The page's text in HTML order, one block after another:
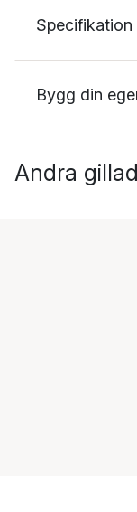
Specifikation
Bygg din
Andra